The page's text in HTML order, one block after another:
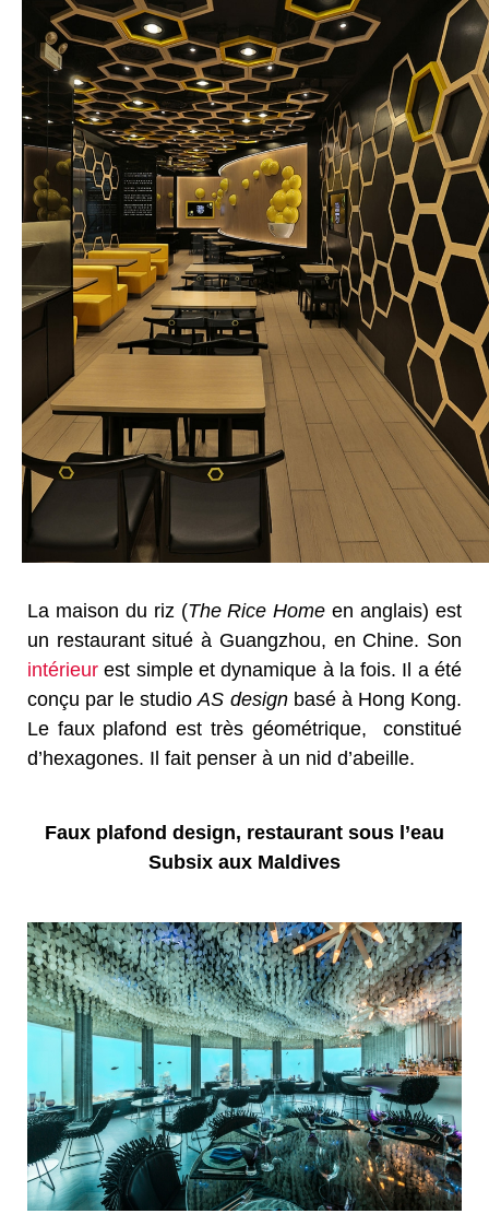
La maison du riz (The Rice Home en anglais) est
un restaurant situé à Guangzhou, en Chine. Son
intérieur est simple et dynamique à la fois. Il a été
conçu par le studioAS design basé à Hong Kong.
Le faux plafond est très géométrique, constitué
d’hexagones. Il fait penser à un nid d’abeille.
Faux plafond design, restaurant sous l’eau
Subsix aux Maldives